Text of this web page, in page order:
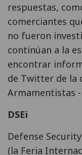
respuestas,
comerciantes
no fueron
continúan a la
encontrar
de Twitter de la
Armamentistas
DSEi
Defense
(la Feria